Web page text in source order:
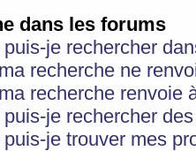
dans les forums
je rechercher
recherche ne
recherche renvoie
je rechercher
je trouver mes